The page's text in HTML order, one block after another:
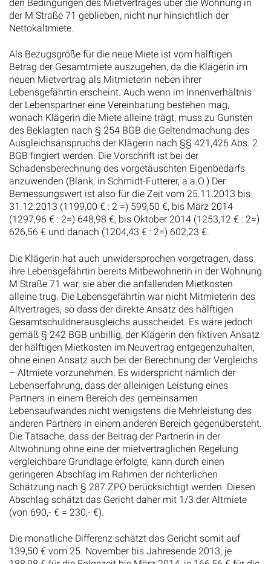
den Bedingungen des Mietvertrages über die Wohnung in
der M Straße 71 geblieben, nicht nur hinsichtlich der
Nettokaltmiete.
Als Bezugsgröße für die neue Miete ist vom hälftigen
Betrag der Gesamtmiete auszugehen, da die Klägerin im
neuen Mietvertrag als Mitmieterin neben ihrer
Lebensgefährtin erscheint. Auch wenn im Innenverhältnis
der Lebenspartner eine Vereinbarung bestehen mag,
wonach Klägerin die Miete alleine trägt, muss zu Gunsten
des Beklagten nach § 254 BGB die Geltendmachung des
Ausgleichsanspruchs der Klägerin nach §§ 421,426 Abs. 2
BGB fingiert werden. Die Vorschrift ist bei der
Schadensberechnung des vorgetäuschten Eigenbedarfs
anzuwenden (Blank, in Schmidt-Futterer, a.a.O.) Der
Bemessungswert ist also für die Zeit vom 25.11.2013 bis
31.12.2013 (1199,00 € : 2 =) 599,50 €, bis März 2014
(1297,96 € : 2=) 648,98 €, bis Oktober 2014 (1253,12 € : 2=)
626,56 € und danach (1204,43 € : 2=) 602,23 €.
Die Klägerin hat auch unwidersprochen vorgetragen, dass
ihre Lebensgefährtin bereits Mitbewohnerin in der Wohnung
M Straße 71 war, sie aber die anfallenden Mietkosten
alleine trug. Die Lebensgefährtin war nicht Mitmieterin des
Altvertrages, so dass der direkte Ansatz des hälftigen
Gesamtschuldnerausgleichs ausscheidet. Es wäre jedoch
gemäß § 242 BGB unbillig, der Klägerin den fiktiven Ansatz
der hälftigen Mietkosten im Neuvertrag entgegenzuhalten,
ohne einen Ansatz auch bei der Berechnung der Vergleichs
– Altmiete vorzunehmen. Es widerspricht nämlich der
Lebenserfahrung, dass der alleinigen Leistung eines
Partners in einem Bereich des gemeinsamen
Lebensaufwandes nicht wenigstens die Mehrleistung des
anderen Partners in einem anderen Bereich gegenübersteht.
Die Tatsache, dass der Beitrag der Partnerin in der
Altwohnung ohne eine der mietvertraglichen Regelung
vergleichbare Grundlage erfolgte, kann durch einen
geringeren Abschlag im Rahmen der richterlichen
Schätzung nach § 287 ZPO berücksichtigt werden. Diesen
Abschlag schätzt das Gericht daher mit 1/3 der Altmiete
(von 690,- € = 230,- €).
Die monatliche Differenz schätzt das Gericht somit auf
139,50 € vom 25. November bis Jahresende 2013, je